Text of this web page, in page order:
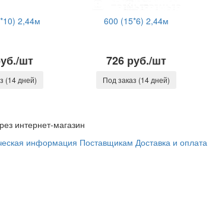
2,44м
шт
(14 дней)
600 (15*6) 2,44м
726 руб./шт
Под заказ (14 дней)
интернет-магазин
информация Поставщикам Доставка и оплата